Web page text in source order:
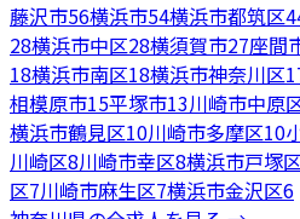
藤沢市56横浜市54横浜市都筑区
28横浜市中区28横須賀市27座間
18横浜市南区18横浜市神奈川区
相模原市15平塚市13川崎市中原
横浜市鶴見区10川崎市多摩区10
川崎区8川崎市幸区8横浜市戸塚
区7川崎市麻生区7横浜市金沢区6